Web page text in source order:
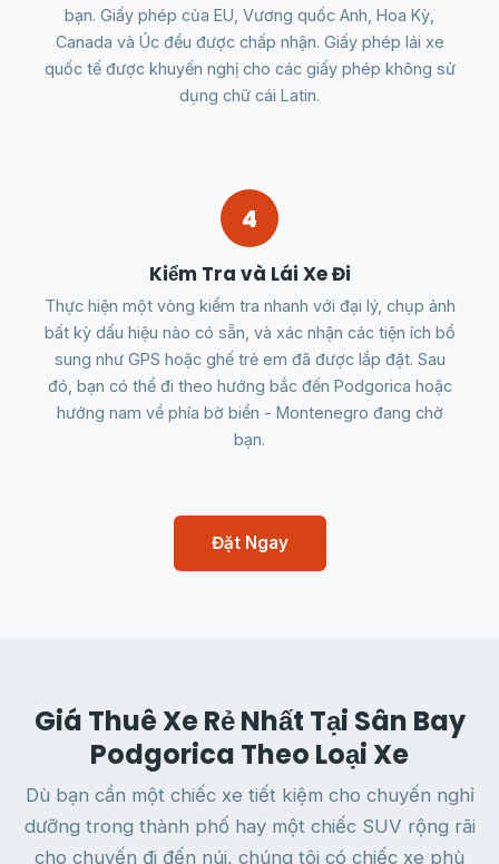
bạn. Giấy phép của EU, Vương quốc Anh, Hoa Kỳ,
Canada và Úc đều được chấp nhận. Giấy phép lái xe
quốc tế được khuyến nghị cho các giấy phép không sử
dụng chữ cái Latin.
4
Kiểm Tra và Lái Xe Đi
Thực hiện một vòng kiểm tra nhanh với đại lý, chụp ảnh
bất kỳ dấu hiệu nào có sẵn, và xác nhận các tiện ích bổ
sung như GPS hoặc ghế trẻ em đã được lắp đặt. Sau
đó, bạn có thể đi theo hướng bắc đến Podgorica hoặc
hướng nam về phía bờ biển - Montenegro đang chờ
bạn.
Đặt Ngay
Giá Thuê Xe Rẻ Nhất Tại Sân Bay
Podgorica Theo Loại Xe
Dù bạn cần một chiếc xe tiết kiệm cho chuyến nghỉ
dưỡng trong thành phố hay một chiếc SUV rộng rãi
cho chuyến đi đến núi, chúng tôi có chiếc xe phù